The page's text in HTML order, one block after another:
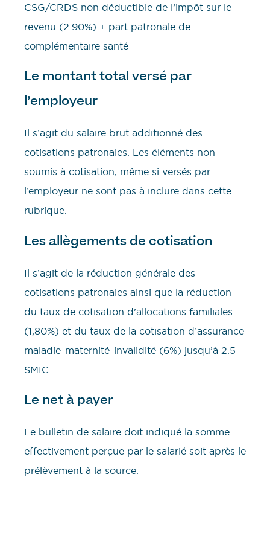
CSG/CRDS non déductible de l’impôt sur le
revenu (2.90%) + part patronale de
complémentaire santé
Le montant total versé par
l’employeur
Il s’agit du salaire brut additionné des
cotisations patronales. Les éléments non
soumis à cotisation, même si versés par
l’employeur ne sont pas à inclure dans cette
rubrique.
Les allègements de cotisation
Il s’agit de la réduction générale des
cotisations patronales ainsi que la réduction
du taux de cotisation d’allocations familiales
(1,80%) et du taux de la cotisation d’assurance
maladie-maternité-invalidité (6%) jusqu’à 2.5
SMIC.
Le net à payer
Le bulletin de salaire doit indiqué la somme
effectivement perçue par le salarié soit après le
prélèvement à la source.